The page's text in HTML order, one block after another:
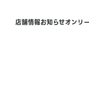
店舗情報お知らせオンリ